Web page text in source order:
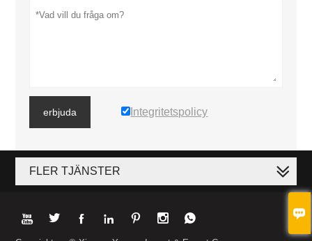

erbjuda Integritetspolicy
FLER TJÄNSTER
      